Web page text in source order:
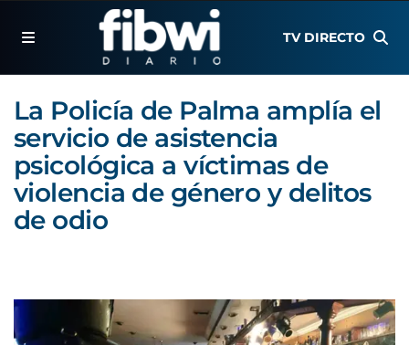
TV DIRECTO
La Policía de Palma amplía el
servicio de asistencia
psicológica a víctimas de
violencia de género y delitos
de odio